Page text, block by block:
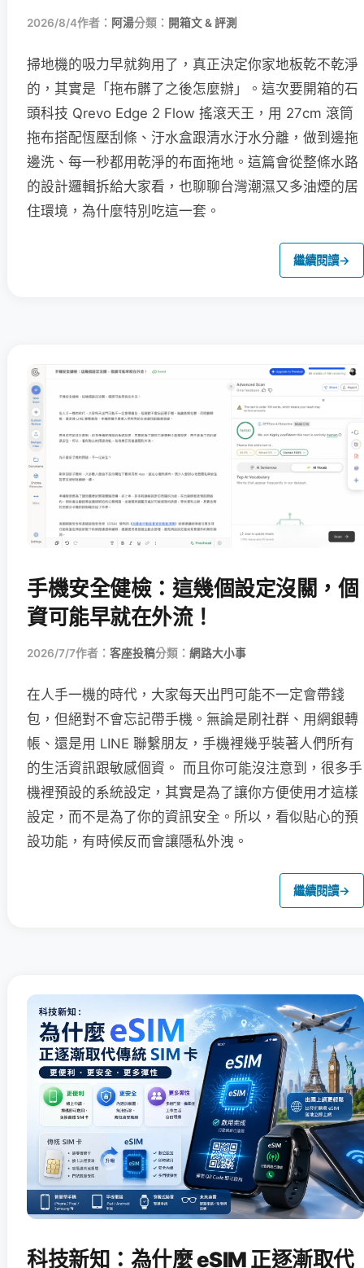
2026/8/4作者： 阿湯分類： 開箱文 & 評測
掃地機的吸力早就夠用了，真正決定你家地板乾不乾淨
的，其實是「拖布髒了之後怎麼辦」。這次要開箱的石
頭科技 Qrevo Edge 2 Flow 搖滾天王，用 27cm 滾筒
拖布搭配恆壓刮條、汙水盒跟清水汙水分離，做到邊拖
邊洗、每一秒都用乾淨的布面拖地。這篇會從整條水路
的設計邏輯拆給大家看，也聊聊台灣潮濕又多油煙的居
住環境，為什麼特別吃這一套。
繼續閱讀→
手機安全健檢：這幾個設定沒關，個
資可能早就在外流！
2026/7/7作者： 客座投稿分類： 網路大小事
在人手一機的時代，大家每天出門可能不一定會帶錢
包，但絕對不會忘記帶手機。無論是刷社群、用網銀轉
帳、還是用 LINE 聯繫朋友，手機裡幾乎裝著人們所有
的生活資訊跟敏感個資。 而且你可能沒注意到，很多手
機裡預設的系統設定，其實是為了讓你方便使用才這樣
設定，而不是為了你的資訊安全。所以，看似貼心的預
設功能，有時候反而會讓隱私外洩。
繼續閱讀→
科技新知：為什麼 eSIM 正逐漸取代